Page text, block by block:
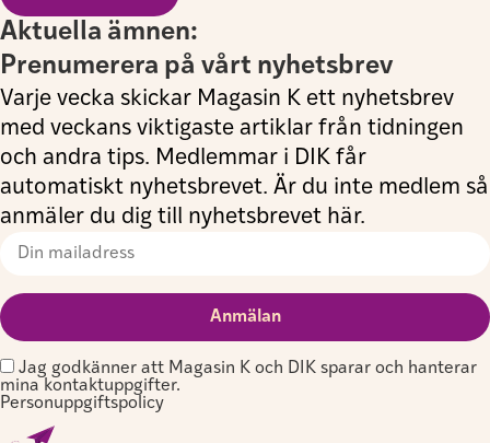
Aktuella ämnen:
Prenumerera på vårt nyhetsbrev
Varje vecka skickar Magasin K ett nyhetsbrev
med veckans viktigaste artiklar från tidningen
och andra tips. Medlemmar i DIK får
automatiskt nyhetsbrevet. Är du inte medlem så
anmäler du dig till nyhetsbrevet här.
Jag godkänner att Magasin K och DIK sparar och hanterar
mina kontaktuppgifter.
Personuppgiftspolicy